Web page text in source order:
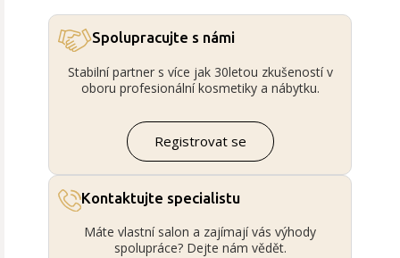
Spolupracujte s námi
Stabilní partner s více jak 30letou zkušeností v
oboru profesionální kosmetiky a nábytku.
Registrovat se
Kontaktujte specialistu
Máte vlastní salon a zajímají vás výhody
spolupráce? Dejte nám vědět.